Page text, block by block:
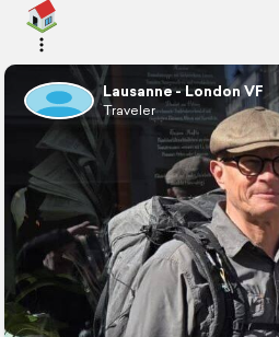
Lausanne - London VF
Traveler